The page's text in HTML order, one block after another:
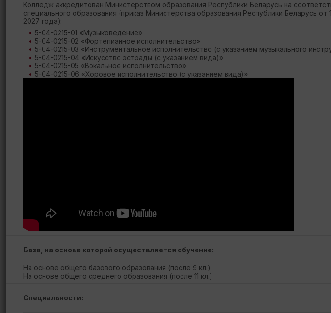
Колледж аккредитован Министерством образования Республики Беларусь на
специального образования (приказ Министерства образования Республики Беларусь
2027 года):
5-04-0215-01 «Музыковедение»
5-04-0215-02 «Фортепианное исполнительство»
5-04-0215-03 «Инструментальное исполнительство (с указанием музыкального
5-04-0215-04 «Искусство эстрады (с указанием вида)»
5-04-0215-05 «Вокальное исполнительство»
5-04-0215-06 «Хоровое исполнительство (с указанием вида)»
База, на основе которой осуществляется обучение:
На основе общего базового образования (после 9 кл.)
На основе общего среднего образования (после 11 кл.)
Специальности: